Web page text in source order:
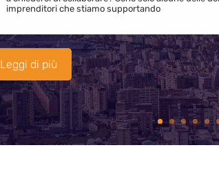
imprenditori che stiamo supportando
Leggi di più